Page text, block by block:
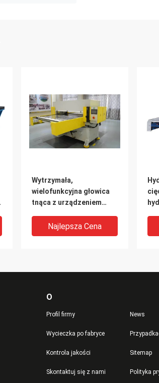
Wytrzymała,
wielofunkcyjna głowica
tnąca z urządzeniem
Najlepsza Cena
Przenośnik taśmowy
O
Profil firmy
Wycieczka po fabryce
Kontrola jakości
Skontaktuj się z nami
News
Sitemap
Polityka